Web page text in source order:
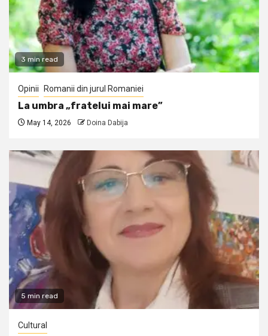
3 min read
Opinii Romanii din jurul Romaniei
La umbra „fratelui mai mare”
May 14, 2026 Doina Dabija
5 min read
Cultural